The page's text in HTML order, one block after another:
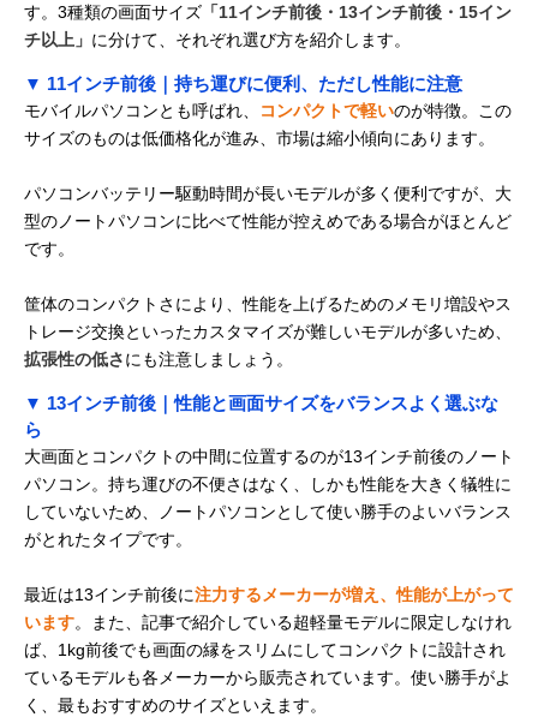
す。3種類の画面サイズ 「11インチ前後・13インチ前後・15イン
チ以上」 に分けて、それぞれ選び方を紹介します。
▼ 11インチ前後｜持ち運びに便利、ただし性能に注意
モバイルパソコンとも呼ばれ、 コンパクトで軽いのが特徴。この
サイズのものは低価格化が進み、市場は縮小傾向にあります。
パソコンバッテリー駆動時間が長いモデルが多く便利ですが、大
型のノートパソコンに比べて性能が控えめである場合がほとんど
です。
筐体のコンパクトさにより、性能を上げるためのメモリ増設やス
トレージ交換といったカスタマイズが難しいモデルが多いため、
拡張性の低さにも注意しましょう。
▼ 13インチ前後｜性能と画面サイズをバランスよく選ぶな
ら
大画面とコンパクトの中間に位置するのが13インチ前後のノート
パソコン。持ち運びの不便さはなく、しかも性能を大きく犠牲に
していないため、ノートパソコンとして使い勝手のよいバランス
がとれたタイプです。
最近は13インチ前後に注力するメーカーが増え、性能が上がって
います。また、記事で紹介している超軽量モデルに限定しなけれ
ば、1kg前後でも画面の縁をスリムにしてコンパクトに設計され
ているモデルも各メーカーから販売されています。使い勝手がよ
く、最もおすすめのサイズといえます。